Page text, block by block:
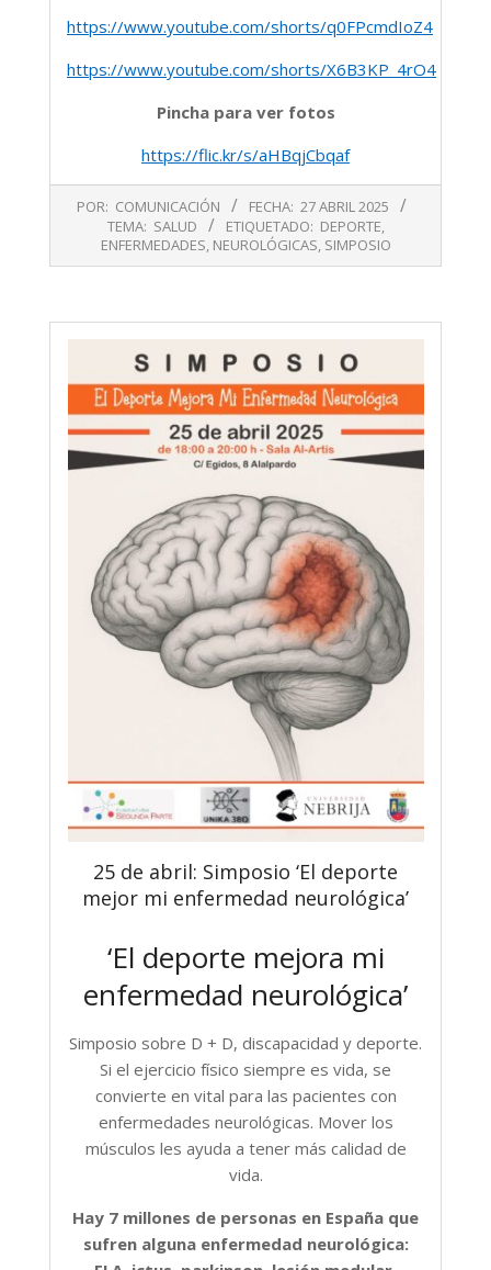
https://www.youtube.com/shorts/q0FPcmdIoZ4
https://www.youtube.com/shorts/X6B3KP_4rO4
Pincha para ver fotos
https://flic.kr/s/aHBqjCbqaf
POR: COMUNICACIÓN FECHA: 27 ABRIL 2025
TEMA: SALUD ETIQUETADO: DEPORTE,
ENFERMEDADES, NEUROLÓGICAS, SIMPOSIO
25 de abril: Simposio ‘El deporte
mejor mi enfermedad neurológica’
‘El deporte mejora mi
enfermedad neurológica’
Simposio sobre D + D, discapacidad y deporte.
Si el ejercicio físico siempre es vida, se
convierte en vital para las pacientes con
enfermedades neurológicas. Mover los
músculos les ayuda a tener más calidad de
vida.
Hay 7 millones de personas en España que
sufren alguna enfermedad neurológica: